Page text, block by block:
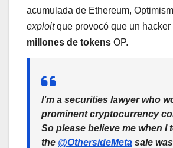
acumulada de Ethereum,
exploitque provocó que un hacker
millones de tokens OP.
I’m a securities lawyer who
prominent cryptocurrency
So please believe me when I
the @OthersideMeta sale